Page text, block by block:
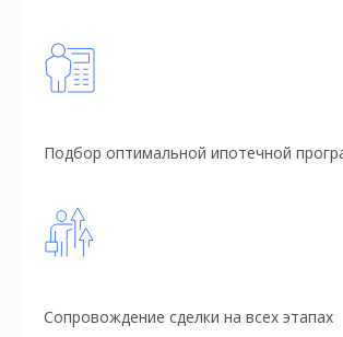
Подбор оптимальной ипотечной
Сопровождение сделки на всех этапах